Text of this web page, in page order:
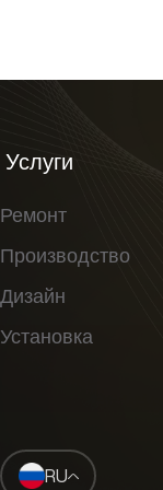
Услуги
Ремонт
Производство
Дизайн
Установка
RU